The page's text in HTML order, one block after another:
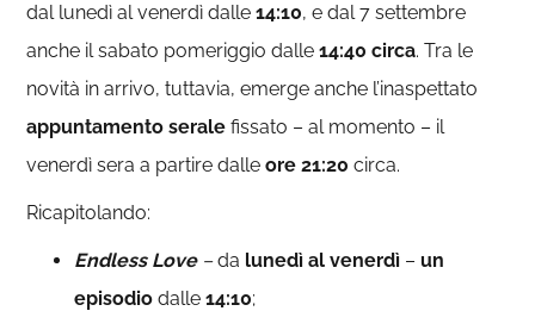
dal lunedì al venerdì dalle14:10, e dal 7 settembre
anche il sabato pomeriggio dalle14:40 circa. Tra le
novità in arrivo, tuttavia, emerge anche l’inaspettato
appuntamento serale fissato – al momento – il
venerdì sera a partire dalleore 21:20 circa.
Ricapitolando:
Endless Love–da lunedì al venerdì –un
episodio dalle14:10;